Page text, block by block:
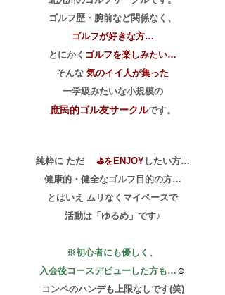
​ゴルフ歴・腕前など関係なく、
ゴルフが好きな方…
とにかく ゴルフを楽しみたい…
そんな 気のイイ人が集った
​一学級みたいな小規模の
庶民的ゴル友サークルです。
純粋に ただゞ ⛳をENJOYしたい方…
​健康的・健全なゴルフ目的の方…
とはいえ ​ムリなくマイペースで
​活動は「ゆるめ」です♪
※初心者にも優しく、
入会後コースデビューした方も… ☺
​コンペのハンデも上限なしです(笑)